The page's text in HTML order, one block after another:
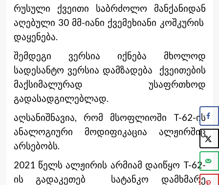
რუსული ქვეითი საბრძოლო მანქანიდან
აღებული 30 მმ-იანი ქვემეხიანი კოშკურის
დაყენება.
შემდეგი ვერსია იქნება მხოლოდ
სადესანტო ვერსია დამზადება ქვეითების
მაქსიმალურად უსაფრთხოდ
გადასადგილებლად.
აღსანიშნავია, რომ მსოფლიოში T-62-ის
ანალოგიური მოდიფიკაცია ალჟირშიც
არსებობს.
2021 წელს ალჟირის არმიამ დაიწყო T-62-
ის გადაკეთებ სატანკო დამხმარე